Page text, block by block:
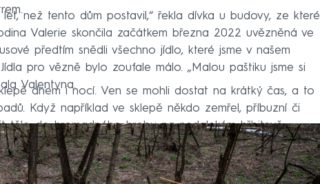
než tento dům postavil,“ řekla dívka u budovy, ze které
Valerie skončila začátkem března 2022 uvězněná ve
předtím snědli všechno jídlo, které jsme v našem
pro vězně bylo zoufale málo. „Malou paštiku jsme si
Valentyna.
dnem i nocí. Ven se mohli dostat na krátký čas, a to
Když například ve sklepě někdo zemřel, příbuzní či
tělo do hromadného hrobu na nedalekém hřbitově.